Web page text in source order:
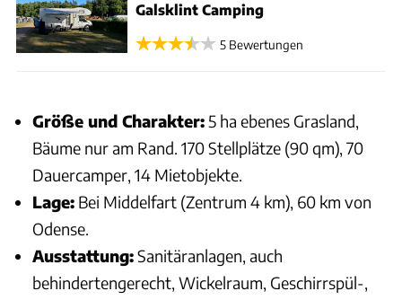
Galsklint Camping
5 Bewertungen
Größe und Charakter:5 ha ebenes Grasland,
Bäume nur am Rand. 170 Stellplätze (90 qm), 70
Dauercamper, 14 Mietobjekte.
Lage: Bei Middelfart (Zentrum 4 km), 60 km von
Odense.
Ausstattung:Sanitäranlagen, auch
behindertengerecht, Wickelraum, Geschirrspül-,